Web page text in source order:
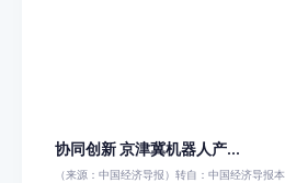
协同创新 京津冀机器人产...
（来源：中国经济导报）转自：中国经济导